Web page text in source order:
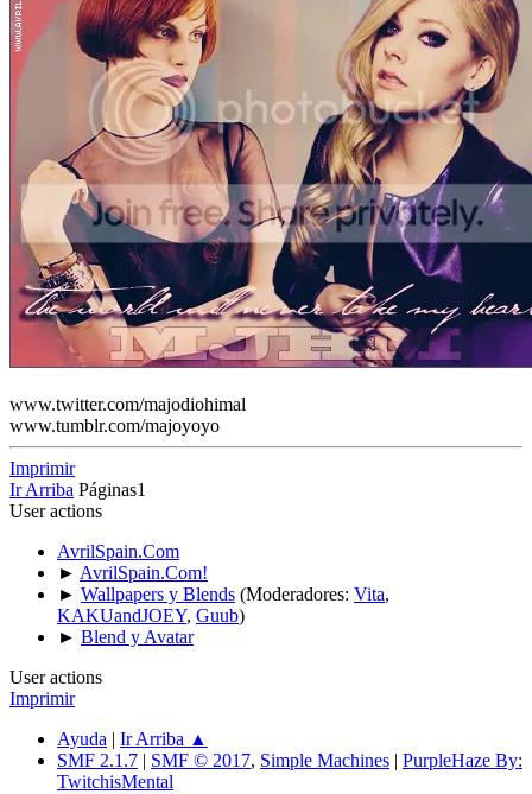
www.twitter.com/majodiohimal
www.tumblr.com/majoyoyo
Imprimir
Ir Arriba Páginas1
User actions
AvrilSpain.Com
► AvrilSpain.Com!
► Wallpapers y Blends (Moderadores: Vita,
KAKUandJOEY, Guub)
► Blend y Avatar
User actions
Imprimir
Ayuda | Ir Arriba ▲
SMF 2.1.7 | SMF © 2017, Simple Machines | PurpleHaze By:
TwitchisMental